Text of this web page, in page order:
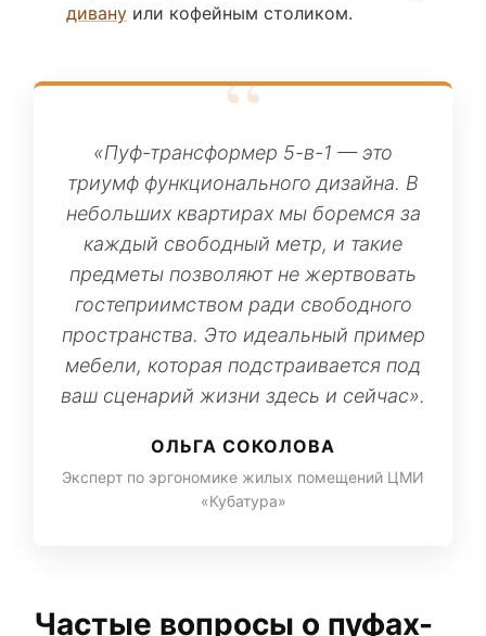
дивану или кофейным столиком.
«Пуф-трансформер 5-в-1 — это
триумф функционального дизайна. В
небольших квартирах мы боремся за
каждый свободный метр, и такие
предметы позволяют не жертвовать
гостеприимством ради свободного
пространства. Это идеальный пример
мебели, которая подстраивается под
ваш сценарий жизни здесь и сейчас».
ОЛЬГА СОКОЛОВА
Эксперт по эргономике жилых помещений ЦМИ
«Кубатура»
Частые вопросы о пуфах-